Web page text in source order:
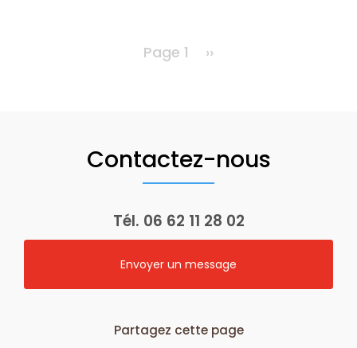
Page 1
Page
››
Contactez-nous
Tél. 06 62 11 28 02
Envoyer un message
Partagez cette page